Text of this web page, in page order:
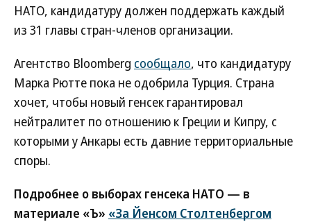
НАТО, кандидатуру должен поддержать каждый
из 31 главы стран-членов организации.
Агентство Bloomberg сообщало, что кандидатуру
Марка Рютте пока не одобрила Турция. Страна
хочет, чтобы новый генсек гарантировал
нейтралитет по отношению к Греции и Кипру, с
которыми у Анкары есть давние территориальные
споры.
Подробнее о выборах генсека НАТО — в
материале «Ъ» «За Йенсом Столтенбергом